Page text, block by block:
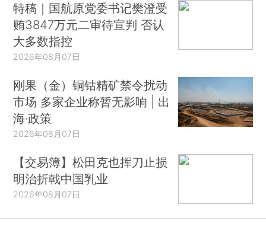
特稿｜国航原党委书记樊澄受
贿3847万元二审待宣判 否认
大多数指控
2026年08月07日
刚果（金）铜钴精矿禁令扰动
市场 多家企业称暂无影响 | 出
海·政策
2026年08月07日
【交易簿】松田克也挥刀止损
明治折戟中国乳业
2026年08月07日